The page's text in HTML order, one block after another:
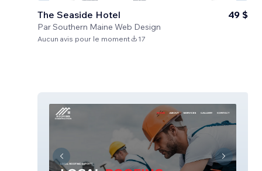
The Seaside Hotel
ParSouthern Maine Web Design
49 $
Aucun avis pour le moment 17